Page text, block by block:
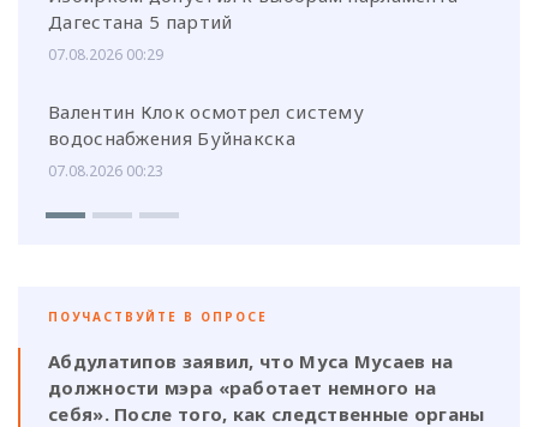
Дагестана 5 партий
07.08.2026 00:29
Валентин Клок осмотрел систему
водоснабжения Буйнакска
07.08.2026 00:23
ПОУЧАСТВУЙТЕ В ОПРОСЕ
Абдулатипов заявил, что Муса Мусаев на
должности мэра «работает немного на
себя». После того, как следственные органы